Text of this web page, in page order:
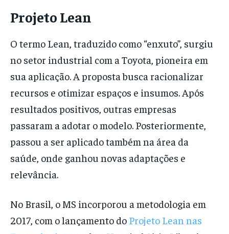
Projeto Lean
O termo Lean, traduzido como “enxuto”, surgiu
no setor industrial com a Toyota, pioneira em
sua aplicação. A proposta busca racionalizar
recursos e otimizar espaços e insumos. Após
resultados positivos, outras empresas
passaram a adotar o modelo. Posteriormente,
passou a ser aplicado também na área da
saúde, onde ganhou novas adaptações e
relevância.
No Brasil, o MS incorporou a metodologia em
2017, com o lançamento do Projeto Lean nas